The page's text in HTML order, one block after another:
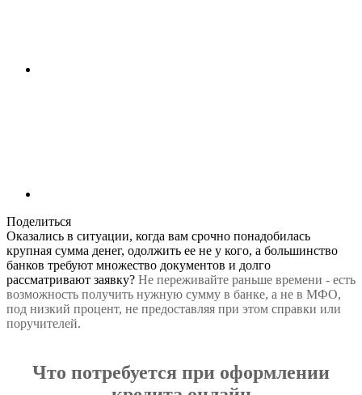
Поделиться
Оказались в ситуации, когда вам срочно понадобилась
крупная сумма денег, одолжить ее не у кого, а большинство
банков требуют множество документов и долго
рассматривают заявку? Не переживайте раньше времени - есть
возможность получить нужную сумму в банке, а не в МФО,
под низкий процент, не предоставляя при этом справки или
поручителей.
Что потребуется при оформлении